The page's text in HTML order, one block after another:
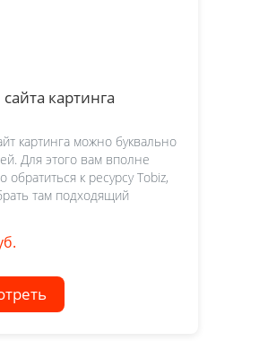
картинга
картинга можно буквально
Для этого вам вполне
обратиться к ресурсу Tobiz,
там подходящий